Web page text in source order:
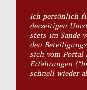
Ich persönlich
derzeitigen
stets im Sande
den
sich vom Portal
Erfahrungen
schnell wieder